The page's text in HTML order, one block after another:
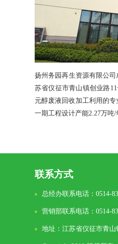
扬州务园再生资源有限公司
苏省仪征市青山镇创业路
元醇废液回收加工利用的
一期工程设计产能2.27万
联系方式
总经办联系电话：0514-
营销部联系电话：0514-
地址：江苏省仪征市青山